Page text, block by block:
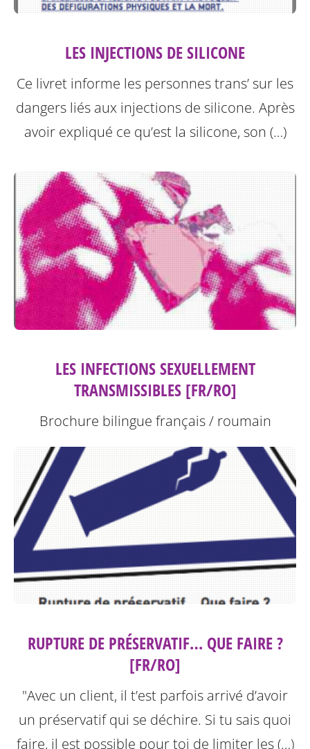
LES INJECTIONS DE SILICONE
Ce livret informe les personnes trans’ sur les
dangers liés aux injections de silicone. Après
avoir expliqué ce qu’est la silicone, son (…)
LES INFECTIONS SEXUELLEMENT
TRANSMISSIBLES [FR/RO]
Brochure bilingue français / roumain
RUPTURE DE PRÉSERVATIF… QUE FAIRE ?
[FR/RO]
"Avec un client, il t’est parfois arrivé d’avoir
un préservatif qui se déchire. Si tu sais quoi
faire, il est possible pour toi de limiter les (…)